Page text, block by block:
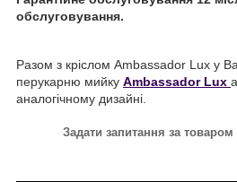
обслуговування.
Разом з кріслом Ambassador Lux у
перукарню мийку Ambassador Lux
аналогічному дизайні.
Задати запитання за товаром